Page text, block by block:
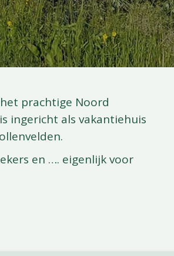
prachtige Noord
ingericht als vakantiehuis
en …. eigenlijk voor